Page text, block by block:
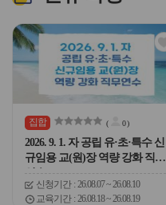
관
심
아
콘
집합 ( 0)
2026. 9. 1. 자 공립 유·초·특수 신
규임용 교(원)장 역량 강화 직무
연수
신청기간
26.08.07 ~ 26.08.10
교육기간
26.08.18 ~ 26.08.19